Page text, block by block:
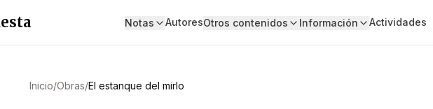
Notas AutoresOtros contenidos Información Actividades
Inicio/Obras/El estanque del mirlo